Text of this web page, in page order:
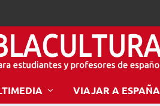
VIAJAR A ESPAÑA